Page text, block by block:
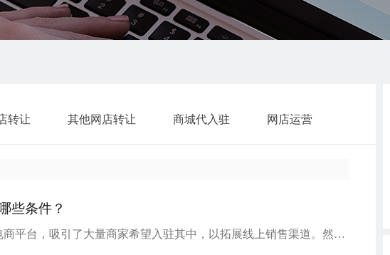
转让 其他网店转让 商城代入驻 网店运营
些条件？
京店作为中国知名的电商平台，吸引了大量商家希望入驻其中，以拓展线上销售渠道。然而，京店对入驻商家有一定的要求和标准，以确保平台的品质和用户体验。以下是京店入驻需要符合的主要条件：